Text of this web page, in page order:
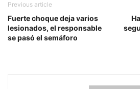
Previous article
Fuerte choque deja varios
lesionados, el responsable
se pasó el semáforo